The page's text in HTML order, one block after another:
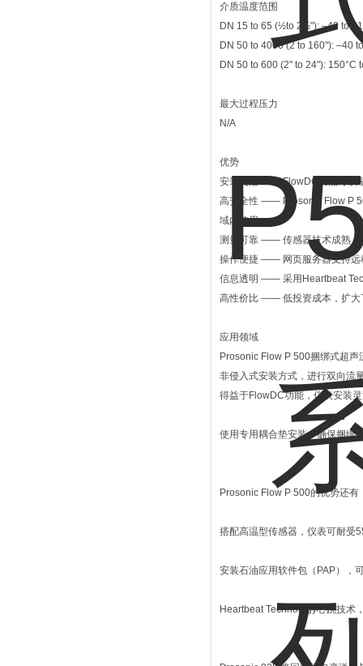
介质温度范围
DN 15 to 65 (½to 2½"): –40 to
DN 50 to 4000 (2 to 160"): –40
DN 50 to 600 (2" to 24"): 150°C
最大过程压力
N/A
优势
安装灵活 —— FlowDC功能可以
高安全性 —— Prosonic Flow P
域内使用
测量可靠 —— 传感器技术成熟，
操作便捷 —— 网页服务器支持远
信息透明 —— 采用Heartbeat
高性价比 —— 低投资成本，扩大
应用领域
Prosonic Flow P 500捆绑式超
非侵入式安装方式，进行双向流
得益于FlowDC功能，仪表安装
使用专用耦合垫安装，确保捆绑
Prosonic Flow P 500的优势还有
搭配高温型传感器，仪表可耐受
安装石油应用软件包（PAP），
Heartbeat Technology心跳技术